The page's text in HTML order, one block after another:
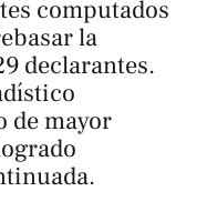
computados
la
declarantes.
de mayor